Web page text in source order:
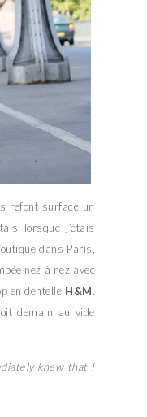
refont surface un
lorsque j’étais
dans Paris,
nez à nez avec
en dentelle H&M.
demain au vide
knew that I